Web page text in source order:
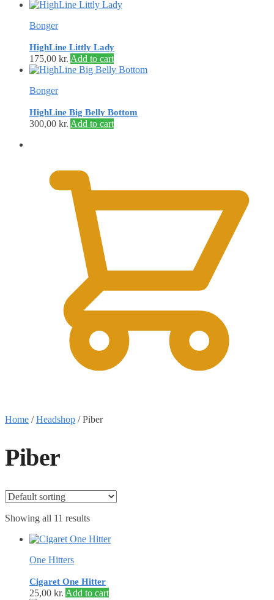
Bonger
HighLine Littly Lady
175,00 kr. Add to cart
Bonger
HighLine Big Belly Bottom
300,00 kr. Add to cart
Home /Headshop /Piber
Piber
Showing all 11 results
One Hitters
Cigaret One Hitter
25,00 kr. Add to cart